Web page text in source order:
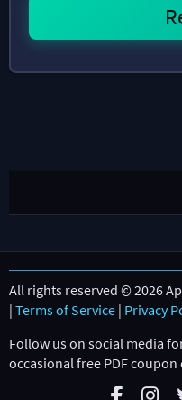
All rights reserved © 2026
| Terms of Service | Privacy
Follow us on social media
occasional free PDF